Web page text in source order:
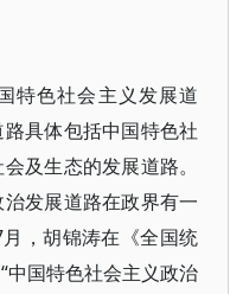
特色社会主义发展道
具体包括中国特色社
及生态的发展道路。
发展道路在政界有一
，胡锦涛在《全国统
中国特色社会主义政治